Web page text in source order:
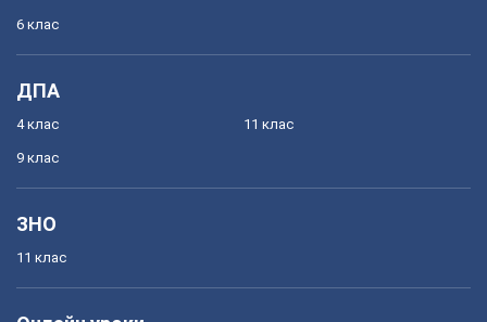
6 клас
ДПА
4 клас
9 клас
11 клас
ЗНО
11 клас